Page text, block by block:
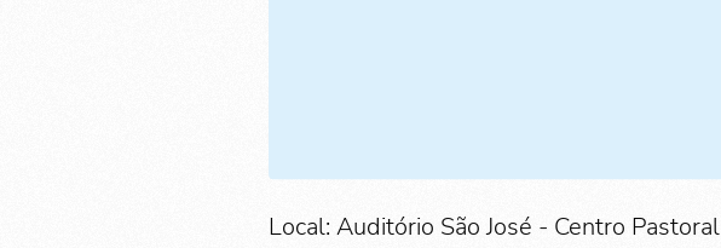
Local: Auditório São José - Centro Pastoral